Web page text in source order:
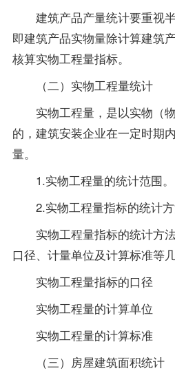
建筑产品产量统计要重视半
即建筑产品实物量除计算建筑
核算实物工程量指标。
（二）实物工程量统计
实物工程量，是以实物（
的，建筑安装企业在一定时期
量。
1.实物工程量的统计范围。
2.实物工程量指标的统计方
实物工程量指标的统计方
口径、计量单位及计算标准等
实物工程量指标的口径
实物工程量的计算单位
实物工程量的计算标准
（三）房屋建筑面积统计